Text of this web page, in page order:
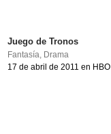
Juego de Tronos
Fantasía Drama
17 de abril de 2011 en HBO